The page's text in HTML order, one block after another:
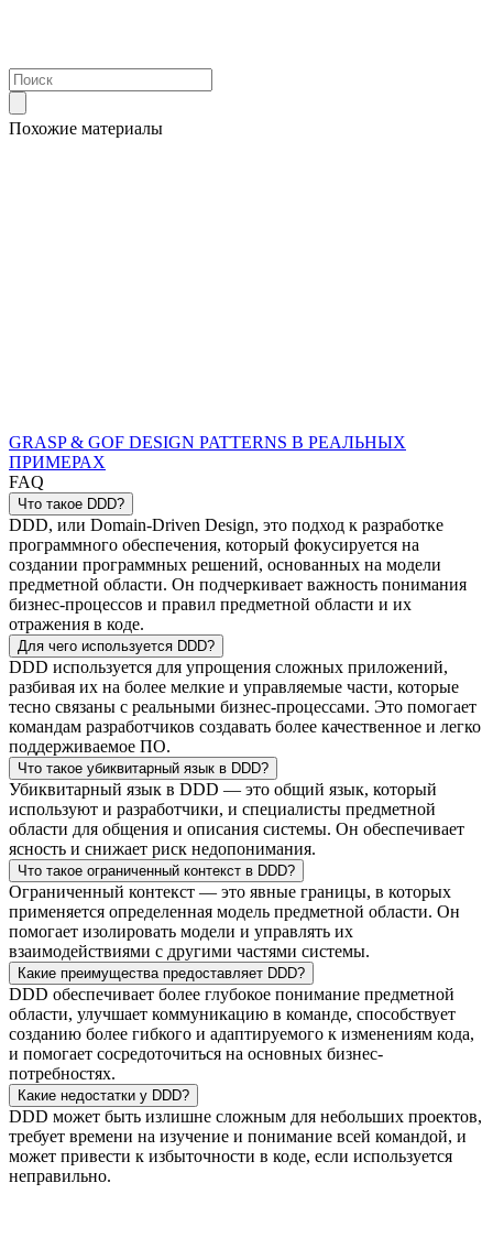
Похожие материалы
GRASP & GOF DESIGN PATTERNS В РЕАЛЬНЫХ
ПРИМЕРАХ
FAQ
Что такое DDD?
DDD, или Domain-Driven Design, это подход к разработке
программного обеспечения, который фокусируется на
создании программных решений, основанных на модели
предметной области. Он подчеркивает важность понимания
бизнес-процессов и правил предметной области и их
отражения в коде.
Для чего используется DDD?
DDD используется для упрощения сложных приложений,
разбивая их на более мелкие и управляемые части, которые
тесно связаны с реальными бизнес-процессами. Это помогает
командам разработчиков создавать более качественное и легко
поддерживаемое ПО.
Что такое убиквитарный язык в DDD?
Убиквитарный язык в DDD — это общий язык, который
используют и разработчики, и специалисты предметной
области для общения и описания системы. Он обеспечивает
ясность и снижает риск недопонимания.
Что такое ограниченный контекст в DDD?
Ограниченный контекст — это явные границы, в которых
применяется определенная модель предметной области. Он
помогает изолировать модели и управлять их
взаимодействиями с другими частями системы.
Какие преимущества предоставляет DDD?
DDD обеспечивает более глубокое понимание предметной
области, улучшает коммуникацию в команде, способствует
созданию более гибкого и адаптируемого к изменениям кода,
и помогает сосредоточиться на основных бизнес-
потребностях.
Какие недостатки у DDD?
DDD может быть излишне сложным для небольших проектов,
требует времени на изучение и понимание всей командой, и
может привести к избыточности в коде, если используется
неправильно.